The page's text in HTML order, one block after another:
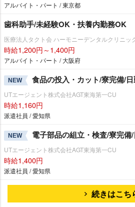
アルバイト・パート / 東京都
歯科助手/未経験OK・扶養内勤務OK
医療法人タクト会 ハーモニーデンタルクリニッ
時給1,200円～1,400円
アルバイト・パート / 大阪府
NEW 食品の投入・カット/寮完備/
UTエージェント株式会社AGT東海第一CU
時給1,160円
派遣社員 / 愛知県
NEW 電子部品の組立・検査/寮完備
UTエージェント株式会社AGT東海第一CU
時給1,400円
派遣社員 / 愛知県
続きはこち